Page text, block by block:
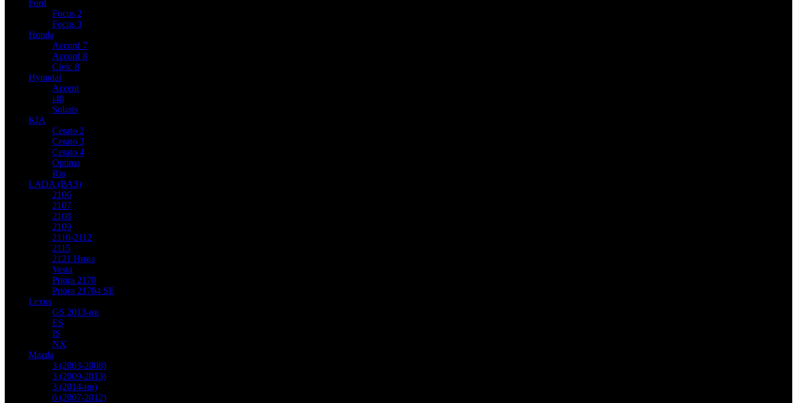
Ford
Focus 2
Focus 3
Honda
Accord 7
Accord 8
Civic 8
Hyundai
Accent
i40
Solaris
KIA
Cerato 2
Cerato 3
Cerato 4
Optima
Rio
LADA (ВАЗ)
2106
2107
2108
2109
2110-2112
2115
2121 Нива
Vesta
Priora 2170
Priora 21704 SE
Lexus
GS 2013-нв
ES
IS
NX
Mazda
3 (2003-2008)
3 (2009-2013)
3 (2014-нв)
6 (2007-2012)